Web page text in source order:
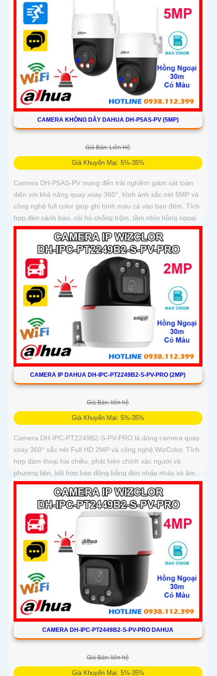
CAMERA KHÔNG DÂY DAHUA DH-P5AS-PV (5MP)
Giá Bán: Liên Hệ
Giá Khuyến Mại: 5%-35%
Camera DH-P5AS-PV mang đến trải nghiệm giám sát toàn
diện với khả năng quay xoay 360°, hình ảnh sắc nét 5MP và
công nghệ full color giúp ghi hình màu cả vào ban đêm. Tích
hợp đèn cảnh báo, còi hú chống trộm, tầm nhìn hồng ngoại
30m, khe thẻ nhớ đến 256GB cùng chuẩn chống nước IP66
camera hoạt động ổn định trong mọi điều kiện
CAMERA IP DAHUA DH-IPC-PT2249B2-S-PV-PRO (2MP)
Giá Bán: liên hệ
Giá Khuyến Mại: 5%-35%
Camera DH-IPC-PT2249B2-S-PV-PRO là dòng camera quay
xoay 360° sắc nét Full HD 2MP và công nghệ WizColor. Tích
hợp đàm thoại hai chiều, phát hiện chính xác người và
phương tiện, kết hợp báo động bằng đèn nhấp nháy và âm
thanh giúp bảo vệ an ninh chủ động và hiệu quả
CAMERA DH-IPC-PT2449B2-S-PV-PRO DAHUA
Giá Bán: liên hệ
Giá Khuyến Mại: 5%-35%